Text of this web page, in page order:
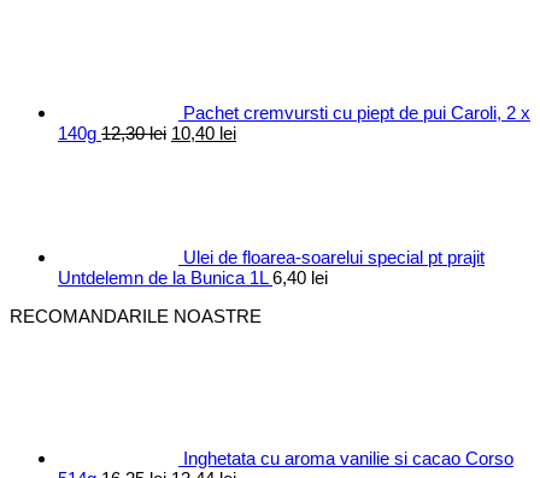
Pachet cremvursti cu piept de pui Caroli, 2 x
140g 12,30lei Prețul
10,40 leiPrețul
Ulei de floarea-soarelui special pt prajit
Untdelemn de la Bunica 1L 6,40 lei
RECOMANDARILE NOASTRE
Inghetata cu aroma vanilie si cacao Corso